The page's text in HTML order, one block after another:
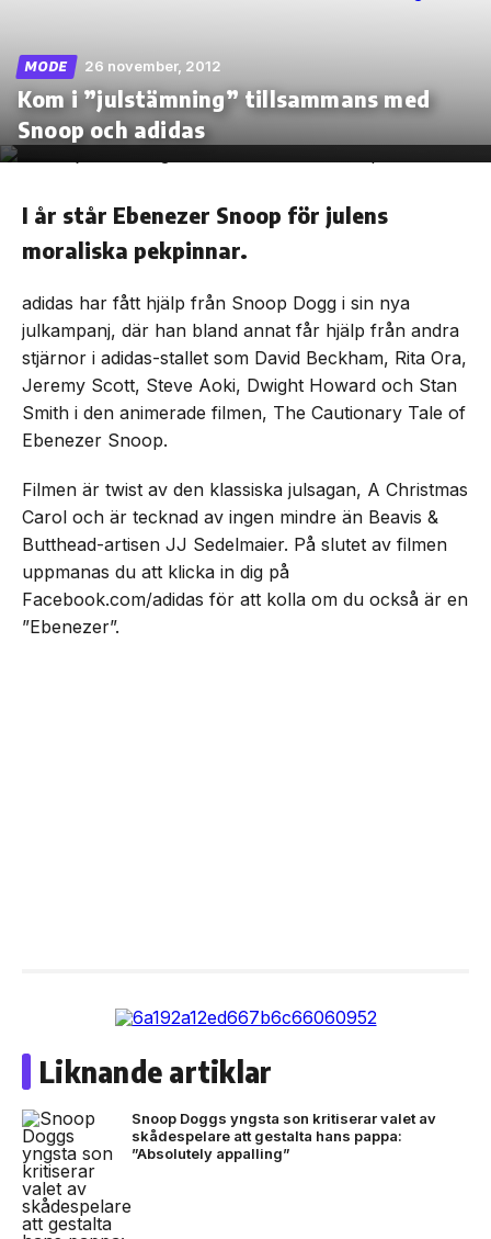
Skip
the
MODE 26 november, 2012
Kom i ”julstämning” tillsammans med
Snoop och adidas
I år står Ebenezer Snoop för julens
moraliska pekpinnar.
adidas har fått hjälp från Snoop Dogg i sin nya
julkampanj, där han bland annat får hjälp från andra
stjärnor i adidas-stallet som David Beckham, Rita Ora,
Jeremy Scott, Steve Aoki, Dwight Howard och Stan
Smith i den animerade filmen, The Cautionary Tale of
Ebenezer Snoop.
Filmen är twist av den klassiska julsagan, A Christmas
Carol och är tecknad av ingen mindre än Beavis &
Butthead-artisen JJ Sedelmaier. På slutet av filmen
uppmanas du att klicka in dig på
Facebook.com/adidas för att kolla om du också är en
”Ebenezer”.
Liknande artiklar
Snoop Doggs yngsta son kritiserar valet av
skådespelare att gestalta hans pappa:
”Absolutely appalling”